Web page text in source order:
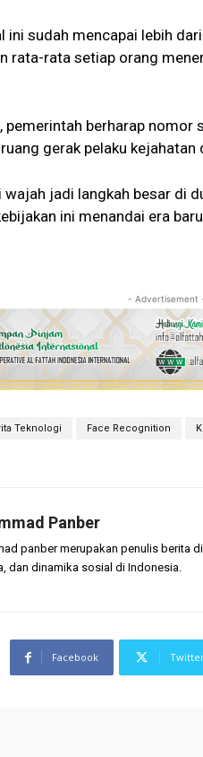
ini sudah mencapai lebih
rata-rata setiap orang
berharap nomor
gerak pelaku
jadi langkah besar di
ini menandai era
- Advertisement
Teknologi Face Recognition
Panber
panber merupakan penulis berita
dan dinamika sosial di Indonesia.
Facebook